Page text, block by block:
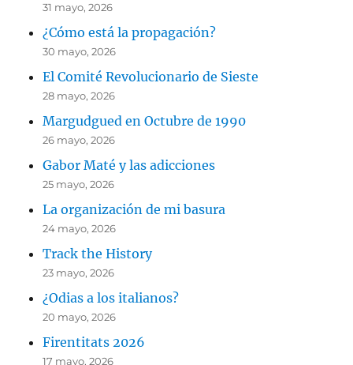
31 mayo, 2026
¿Cómo está la propagación?
30 mayo, 2026
El Comité Revolucionario de Sieste
28 mayo, 2026
Margudgued en Octubre de 1990
26 mayo, 2026
Gabor Maté y las adicciones
25 mayo, 2026
La organización de mi basura
24 mayo, 2026
Track the History
23 mayo, 2026
¿Odias a los italianos?
20 mayo, 2026
Firentitats 2026
17 mayo, 2026